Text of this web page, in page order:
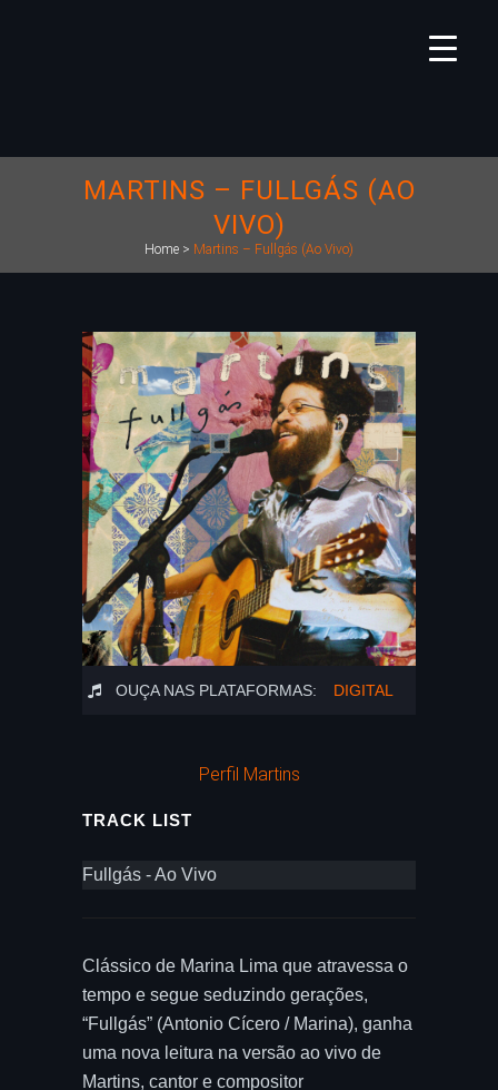
MARTINS – FULLGÁS (AO
VIVO)
Home > Martins – Fullgás (Ao Vivo)
OUÇA NAS PLATAFORMAS: DIGITAL
Perfil Martins
TRACK LIST
Fullgás - Ao Vivo
Clássico de Marina Lima que atravessa o
tempo e segue seduzindo gerações,
“Fullgás” (Antonio Cícero / Marina), ganha
uma nova leitura na versão ao vivo de
Martins, cantor e compositor